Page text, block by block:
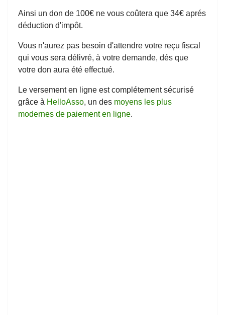
Ainsi un don de 100€ ne vous coûtera que 34€ aprés
déduction d'impôt.
Vous n'aurez pas besoin d'attendre votre reçu fiscal
qui vous sera délivré, à votre demande, dés que
votre don aura été effectué.
Le versement en ligne est complétement sécurisé
grâce à HelloAsso, un des moyens les plus
modernes de paiement en ligne.